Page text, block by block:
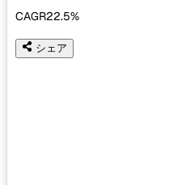
CAGR22.5%
シェア